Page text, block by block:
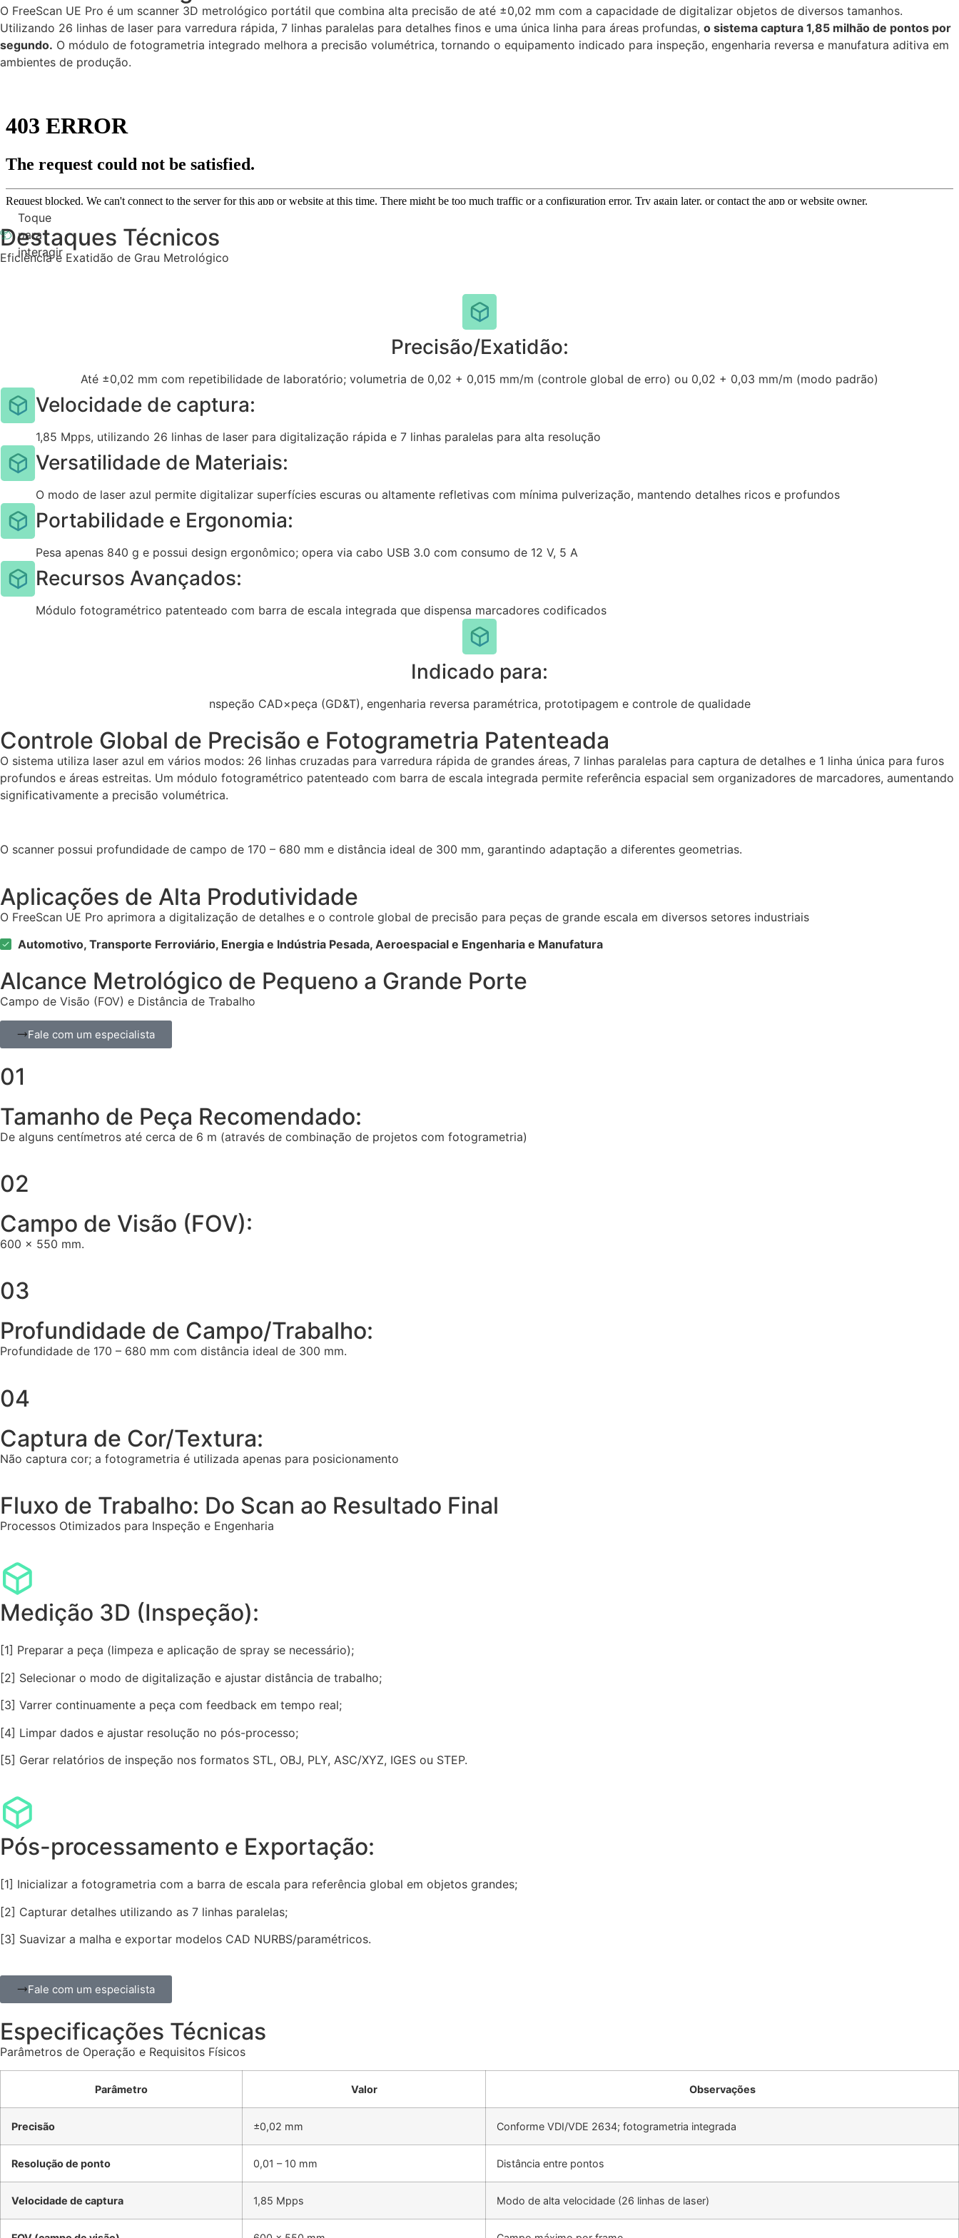
O FreeScan UE Pro é um scanner 3D metrológico portátil que combina alta precisão de até ±0,02 mm com a capacidade de digitalizar objetos de diversos tamanhos.
Utilizando 26 linhas de laser para varredura rápida, 7 linhas paralelas para detalhes finos e uma única linha para áreas profundas, o sistema captura 1,85 milhão de pontos por
segundo. O módulo de fotogrametria integrado melhora a precisão volumétrica, tornando o equipamento indicado para inspeção, engenharia reversa e manufatura aditiva em
ambientes de produção.
Toque
para
interagir
Destaques Técnicos
Eficiência e Exatidão de Grau Metrológico
Precisão/Exatidão:
Até ±0,02 mm com repetibilidade de laboratório; volumetria de 0,02 + 0,015 mm/m (controle global de erro) ou 0,02 + 0,03 mm/m (modo padrão)
Velocidade de captura:
1,85 Mpps, utilizando 26 linhas de laser para digitalização rápida e 7 linhas paralelas para alta resolução
Versatilidade de Materiais:
O modo de laser azul permite digitalizar superfícies escuras ou altamente refletivas com mínima pulverização, mantendo detalhes ricos e profundos
Portabilidade e Ergonomia:
Pesa apenas 840 g e possui design ergonômico; opera via cabo USB 3.0 com consumo de 12 V, 5 A
Recursos Avançados:
Módulo fotogramétrico patenteado com barra de escala integrada que dispensa marcadores codificados
Indicado para:
nspeção CAD×peça (GD&T), engenharia reversa paramétrica, prototipagem e controle de qualidade
Controle Global de Precisão e Fotogrametria Patenteada
O sistema utiliza laser azul em vários modos: 26 linhas cruzadas para varredura rápida de grandes áreas, 7 linhas paralelas para captura de detalhes e 1 linha única para furos
profundos e áreas estreitas. Um módulo fotogramétrico patenteado com barra de escala integrada permite referência espacial sem organizadores de marcadores, aumentando
significativamente a precisão volumétrica.
O scanner possui profundidade de campo de 170 – 680 mm e distância ideal de 300 mm, garantindo adaptação a diferentes geometrias.
Aplicações de Alta Produtividade
O FreeScan UE Pro aprimora a digitalização de detalhes e o controle global de precisão para peças de grande escala em diversos setores industriais
Automotivo, Transporte Ferroviário, Energia e Indústria Pesada, Aeroespacial e Engenharia e Manufatura
Alcance Metrológico de Pequeno a Grande Porte
Campo de Visão (FOV) e Distância de Trabalho
Fale com um especialista
01
Tamanho de Peça Recomendado:
De alguns centímetros até cerca de 6 m (através de combinação de projetos com fotogrametria)
02
Campo de Visão (FOV):
600 × 550 mm.
03
Profundidade de Campo/Trabalho:
Profundidade de 170 – 680 mm com distância ideal de 300 mm.
04
Captura de Cor/Textura:
Não captura cor; a fotogrametria é utilizada apenas para posicionamento
Fluxo de Trabalho: Do Scan ao Resultado Final
Processos Otimizados para Inspeção e Engenharia
Medição 3D (Inspeção):
[1] Preparar a peça (limpeza e aplicação de spray se necessário);
[2] Selecionar o modo de digitalização e ajustar distância de trabalho;
[3] Varrer continuamente a peça com feedback em tempo real;
[4] Limpar dados e ajustar resolução no pós-processo;
[5] Gerar relatórios de inspeção nos formatos STL, OBJ, PLY, ASC/XYZ, IGES ou STEP.
Pós-processamento e Exportação:
[1] Inicializar a fotogrametria com a barra de escala para referência global em objetos grandes;
[2] Capturar detalhes utilizando as 7 linhas paralelas;
[3] Suavizar a malha e exportar modelos CAD NURBS/paramétricos.
Fale com um especialista
Especificações Técnicas
Parâmetros de Operação e Requisitos Físicos
Parâmetro Valor Observações
Precisão ±0,02 mm Conforme VDI/VDE 2634; fotogrametria integrada
Resolução de ponto 0,01 – 10 mm Distância entre pontos
Velocidade de captura 1,85 Mpps Modo de alta velocidade (26 linhas de laser)